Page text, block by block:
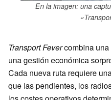
En la imagen: una
Transport Fevercombina una
una gestión económica
Cada nueva ruta requiere
que las pendientes, los